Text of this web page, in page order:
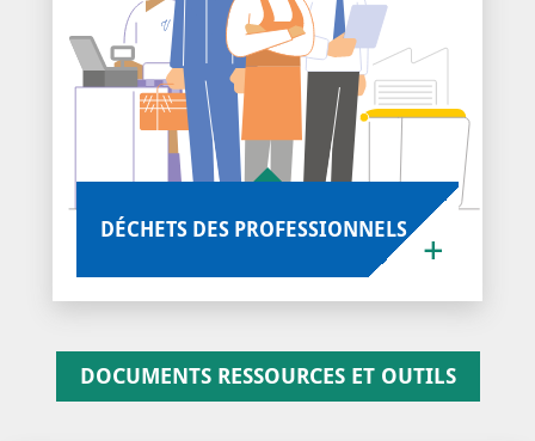
DÉCHETS DES PROFESSIONNELS
DOCUMENTS RESSOURCES ET OUTILS